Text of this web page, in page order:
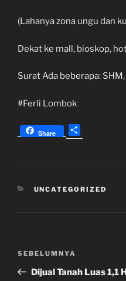
(Lahanya zona ungu dan
Dekat ke mall, bioskop,
Surat Ada beberapa:
#Ferli Lombok
Share
h
KATEGORI
UNCATEGORIZED
Pos
Sebelumnya
SEBELUMNYA
Dijual Tanah Luas 1,1